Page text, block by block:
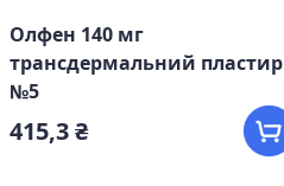
Олфен 140 мг
трансдермальний пластир
№5
415,3 ₴